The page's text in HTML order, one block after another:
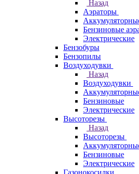
Назад
Аэраторы
Бензиновые
Электрические
Бензобуры
Бензопилы
Воздуходувки
Назад
Воздуходувки
Бензиновые
Электрические
Высоторезы
Назад
Высоторезы
Бензиновые
Электрические
Газонокосилки